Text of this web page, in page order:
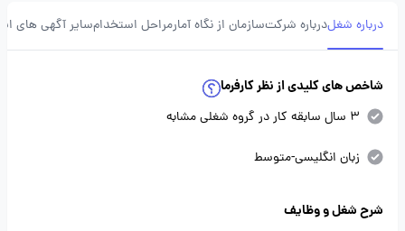
درباره شغلدرباره شرکتسازمان از نگاه آمارمراحل استخدامسایر آگهی های
شاخص های کلیدی از نظر کارفرما
3 سال سابقه کار در گروه شغلی مشابه
زبان انگلیسی-متوسط
شرح شغل و وظایف